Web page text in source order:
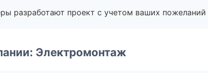
разработают проект с учетом ваших
Электромонтаж